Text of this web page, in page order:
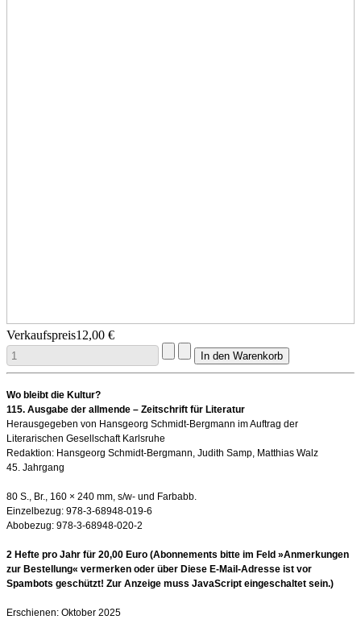
Verkaufspreis12,00 €
Wo bleibt die Kultur?
115. Ausgabe der allmende – Zeitschrift für Literatur
Herausgegeben von Hansgeorg Schmidt-Bergmann im Auftrag der
Literarischen Gesellschaft Karlsruhe
Redaktion: Hansgeorg Schmidt-Bergmann, Judith Samp, Matthias Walz
45. Jahrgang
80 S., Br., 160 × 240 mm, s/w- und Farbabb.
Einzelbezug: 978-3-68948-019-6
Abobezug: 978-3-68948-020-2
2 Hefte pro Jahr für 20,00 Euro (Abonnements bitte im Feld »Anmerkungen
zur Bestellung« vermerken oder über Diese E-Mail-Adresse ist vor
Spambots geschützt! Zur Anzeige muss JavaScript eingeschaltet sein.)
Erschienen: Oktober 2025